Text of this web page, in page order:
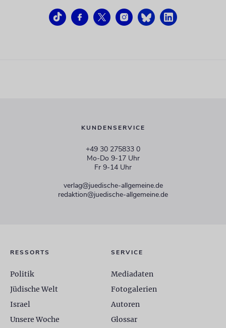
KUNDENSERVICE
+49 30 275833 0
Mo-Do 9-17 Uhr
Fr 9-14 Uhr
verlag@juedische-allgemeine.de
redaktion@juedische-allgemeine.de
RESSORTS
Politik
Jüdische Welt
Israel
Unsere Woche
SERVICE
Mediadaten
Fotogalerien
Autoren
Glossar